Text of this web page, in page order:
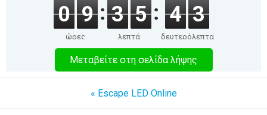
0 9
ώρες
3 5
λεπτά
4 3
δευτερόλεπτα
Μεταβείτε στη σελίδα λήψης
« Escape LED Online